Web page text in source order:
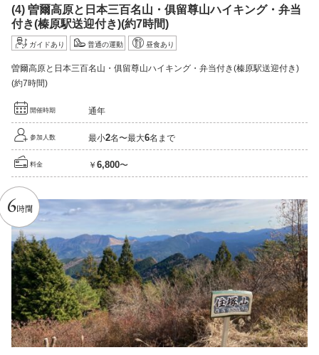
(4) 曽爾高原と日本三百名山・俱留尊山ハイキング・弁当
付き(榛原駅送迎付き)(約7時間)
ガイドあり 普通の運動 昼食あり
曽爾高原と日本三百名山・俱留尊山ハイキング・弁当付き(榛原駅送迎付き)
(約7時間)
開催時期 通年
参加人数 最小2名〜最大6名まで
料金 ￥ 6,800〜
6時間